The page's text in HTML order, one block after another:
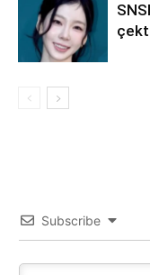
Subscribe